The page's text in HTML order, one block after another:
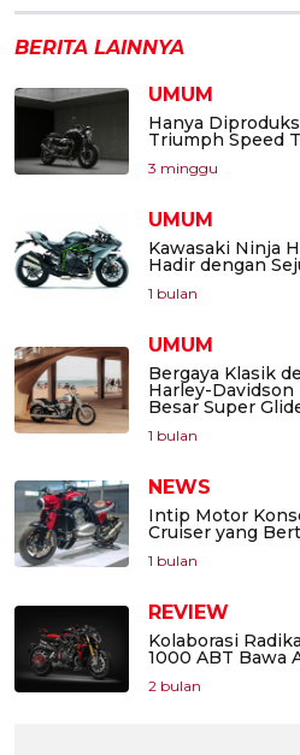
BERITA LAINNYA
UMUM
Hanya
Triumph Speed
3 minggu
UMUM
Kawasaki Ninja
Hadir dengan
1 bulan
UMUM
Bergaya Klasik
Harley-Davidson
Besar Super
1 bulan
NEWS
Intip Motor
Cruiser yang
1 bulan
REVIEW
Kolaborasi
1000 ABT Bawa
2 bulan